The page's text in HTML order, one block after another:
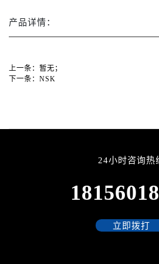
产品详情：
上一条： 暂无；
下一条： NSK
24小时咨询热
立即拨打